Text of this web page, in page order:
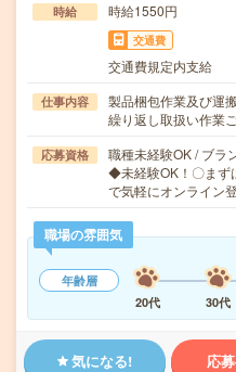
時給 時給1550円
交通費
交通費規定内支給
仕事内容
製品梱包作業及び運
繰り返し取扱い作業
応募資格
職種未経験OK / ブラ
◆未経験OK！〇まず
で気軽にオンライン
職場の雰囲気
年齢層
20代
30代
気になる! 応